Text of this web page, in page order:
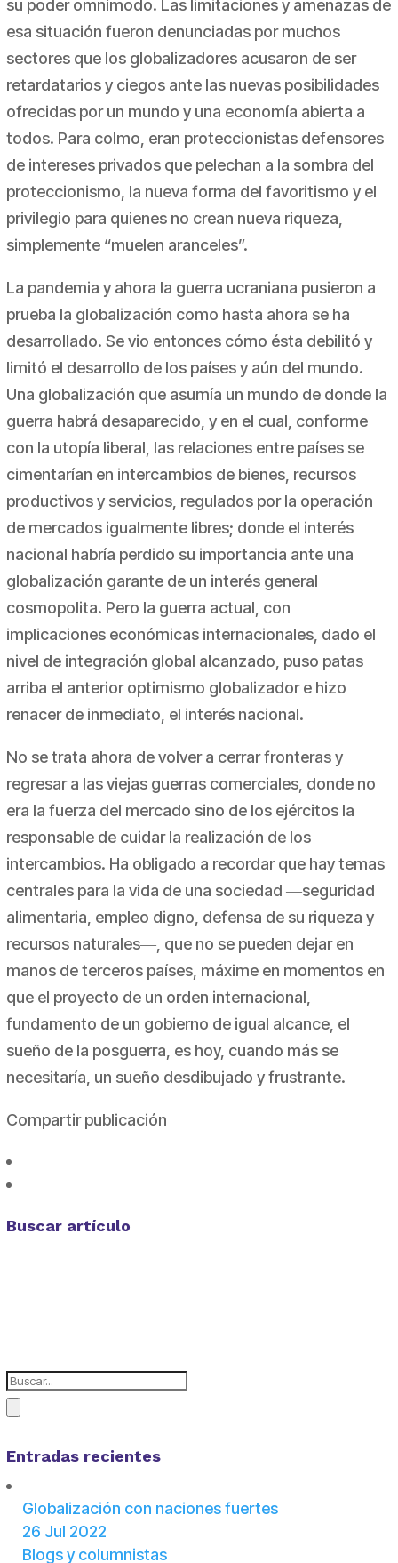
su poder omnímodo. Las limitaciones y amenazas de
esa situación fueron denunciadas por muchos
sectores que los globalizadores acusaron de ser
retardatarios y ciegos ante las nuevas posibilidades
ofrecidas por un mundo y una economía abierta a
todos. Para colmo, eran proteccionistas defensores
de intereses privados que pelechan a la sombra del
proteccionismo, la nueva forma del favoritismo y el
privilegio para quienes no crean nueva riqueza,
simplemente “muelen aranceles”.
La pandemia y ahora la guerra ucraniana pusieron a
prueba la globalización como hasta ahora se ha
desarrollado. Se vio entonces cómo ésta debilitó y
limitó el desarrollo de los países y aún del mundo.
Una globalización que asumía un mundo de donde la
guerra habrá desaparecido, y en el cual, conforme
con la utopía liberal, las relaciones entre países se
cimentarían en intercambios de bienes, recursos
productivos y servicios, regulados por la operación
de mercados igualmente libres; donde el interés
nacional habría perdido su importancia ante una
globalización garante de un interés general
cosmopolita. Pero la guerra actual, con
implicaciones económicas internacionales, dado el
nivel de integración global alcanzado, puso patas
arriba el anterior optimismo globalizador e hizo
renacer de inmediato, el interés nacional.
No se trata ahora de volver a cerrar fronteras y
regresar a las viejas guerras comerciales, donde no
era la fuerza del mercado sino de los ejércitos la
responsable de cuidar la realización de los
intercambios. Ha obligado a recordar que hay temas
centrales para la vida de una sociedad ―seguridad
alimentaria, empleo digno, defensa de su riqueza y
recursos naturales―, que no se pueden dejar en
manos de terceros países, máxime en momentos en
que el proyecto de un orden internacional,
fundamento de un gobierno de igual alcance, el
sueño de la posguerra, es hoy, cuando más se
necesitaría, un sueño desdibujado y frustrante.
Compartir publicación
Buscar artículo
Entradas recientes
Globalización con naciones fuertes
26 Jul 2022
Blogs y columnistas